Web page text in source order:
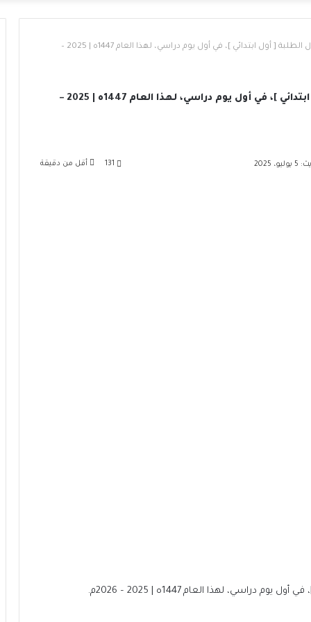
باقة فوتوغرافي من فعالية استقبال الطلبة [ أول ابتدائي ]، في أول يوم دراسي، لهذا العام 1447ه | 2025 –
باقة فوتوغرافي من فعالية استقبال الطلبة [ أول ابتدائي ]، في أول يوم دراسي، لهذا العام 1447ه | 2025 –
2025
131 أقل من دقيقة
لهذا العام 1447ه | 2025 – 2026م.